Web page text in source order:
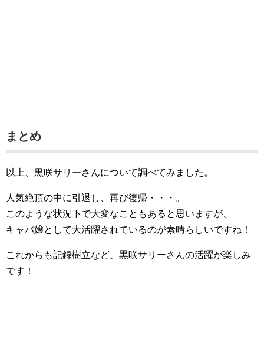
まとめ
以上、黒咲サリーさんについて調べてみました。
人気絶頂の中に引退し、再び復帰・・・。
このような状況下で大変なこともあると思いますが、
キャバ嬢として大活躍されているのが素晴らしいですね！
これからも記録樹立など、黒咲サリーさんの活躍が楽しみ
です！